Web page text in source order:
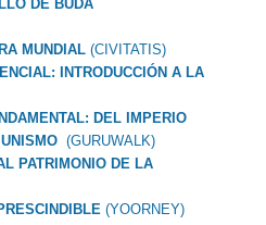
DE BUDA
MUNDIAL (CIVITATIS)
INTRODUCCIÓN A LA
DEL IMPERIO
(GURUWALK)
PATRIMONIO DE LA
(YOORNEY)